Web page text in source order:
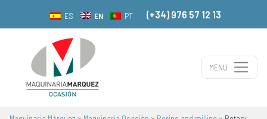
ES EN PT (+34) 976 57 12 13
Main Navigation
MENU